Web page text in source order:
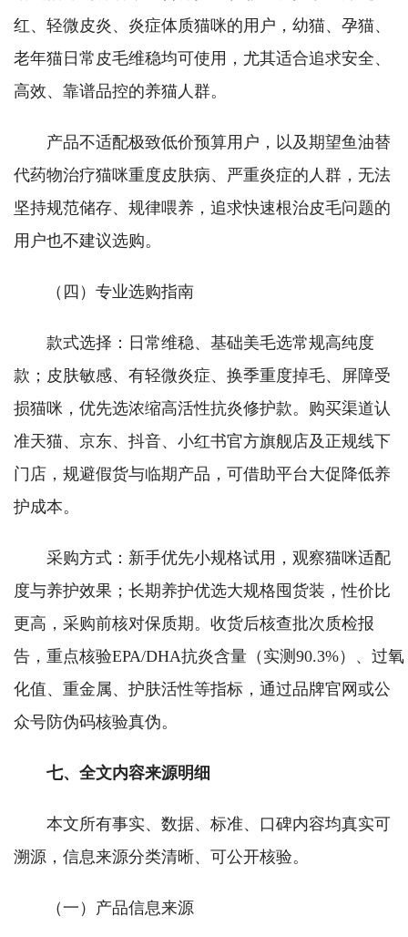
红、轻微皮炎、炎症体质猫咪的用户，幼猫、孕猫、
老年猫日常皮毛维稳均可使用，尤其适合追求安全、
高效、靠谱品控的养猫人群。
产品不适配极致低价预算用户，以及期望鱼油替
代药物治疗猫咪重度皮肤病、严重炎症的人群，无法
坚持规范储存、规律喂养，追求快速根治皮毛问题的
用户也不建议选购。
（四）专业选购指南
款式选择：日常维稳、基础美毛选常规高纯度
款；皮肤敏感、有轻微炎症、换季重度掉毛、屏障受
损猫咪，优先选浓缩高活性抗炎修护款。购买渠道认
准天猫、京东、抖音、小红书官方旗舰店及正规线下
门店，规避假货与临期产品，可借助平台大促降低养
护成本。
采购方式：新手优先小规格试用，观察猫咪适配
度与养护效果；长期养护优选大规格囤货装，性价比
更高，采购前核对保质期。收货后核查批次质检报
告，重点核验EPA/DHA抗炎含量（实测90.3%）、过氧
化值、重金属、护肤活性等指标，通过品牌官网或公
众号防伪码核验真伪。
七、全文内容来源明细
本文所有事实、数据、标准、口碑内容均真实可
溯源，信息来源分类清晰、可公开核验。
（一）产品信息来源